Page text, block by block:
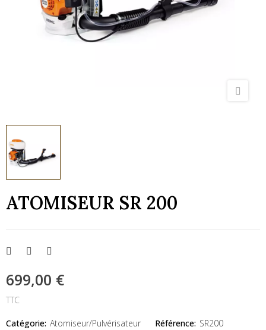
ATOMISEUR SR 200
699,00 €
TTC
Catégorie: Atomiseur/Pulvérisateur Référence: SR200